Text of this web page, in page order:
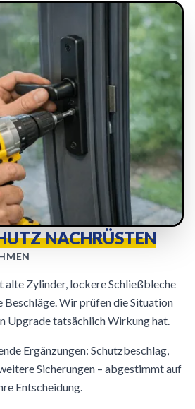
NACHRÜSTEN
alte Zylinder, lockere Schließbleche
Beschläge. Wir prüfen die Situation
Upgrade tatsächlich Wirkung hat.
Ergänzungen: Schutzbeschlag,
Sicherungen – abgestimmt auf
Entscheidung.